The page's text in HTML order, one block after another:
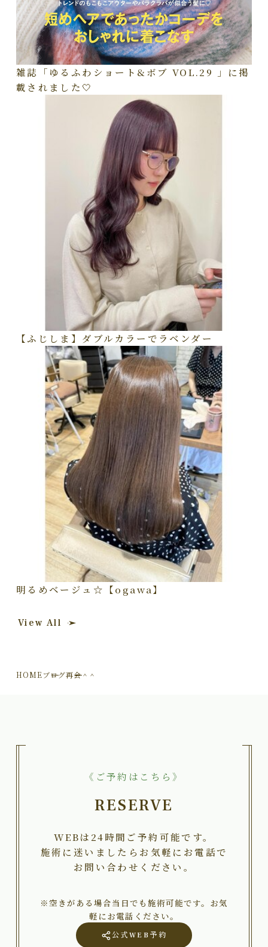
雑誌「ゆるふわショート&ボブ VOL.29 」に掲
載されました🤍
【ふじしま】ダブルカラーでラベンダー
明るめベージュ☆【ogawa】
View All
HOMEブログ再会＾＾
《ご予約はこちら》
RESERVE
WEBは24時間ご予約可能です。
施術に迷いましたらお気軽にお電話で
お問い合わせください。
※空きがある場合当日でも施術可能です。お気
軽にお電話ください。
公式WEB予約